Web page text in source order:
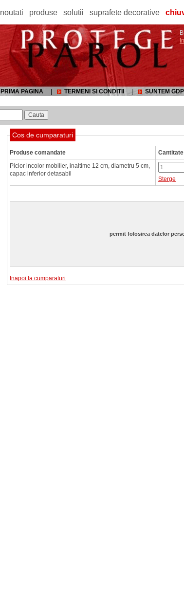
noutati produse solutii suprafete decorative
PRIMA PAGINA TERMENI SI CONDITII SUNTEM
Cos de cumparaturi
Produse comandate Cantitate
Picior incolor mobilier, inaltime 12 cm, diametru 5 cm,
capac inferior detasabil
Sterge
permit folosirea datelor
Inapoi la cumparaturi